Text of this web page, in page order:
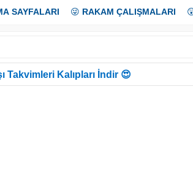
SAYFALARI 😜 RAKAM ÇALIŞMALARI
Takvimleri Kalıpları İndir 😍